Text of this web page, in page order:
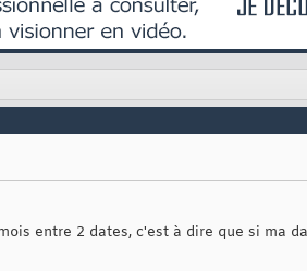
entre 2 dates, c'est à dire que si ma